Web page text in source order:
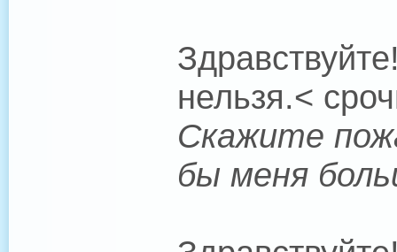
нельзя.<
Скажите
бы меня